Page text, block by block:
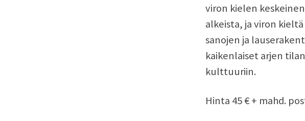
viron kielen
alkeista, ja viron
sanojen ja
kaikenlaiset arjen
kulttuuriin.
Hinta 45 € + mahd.